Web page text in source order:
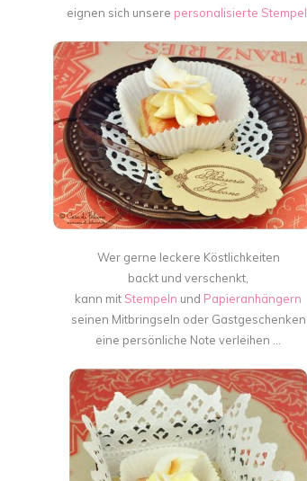
eignen sich unsere personalisierte Stempel
Wer gerne leckere Köstlichkeiten
backt und verschenkt,
kann mit Stempeln und Papieranhängern
seinen Mitbringseln oder Gastgeschenken
eine persönliche Note verleihen …